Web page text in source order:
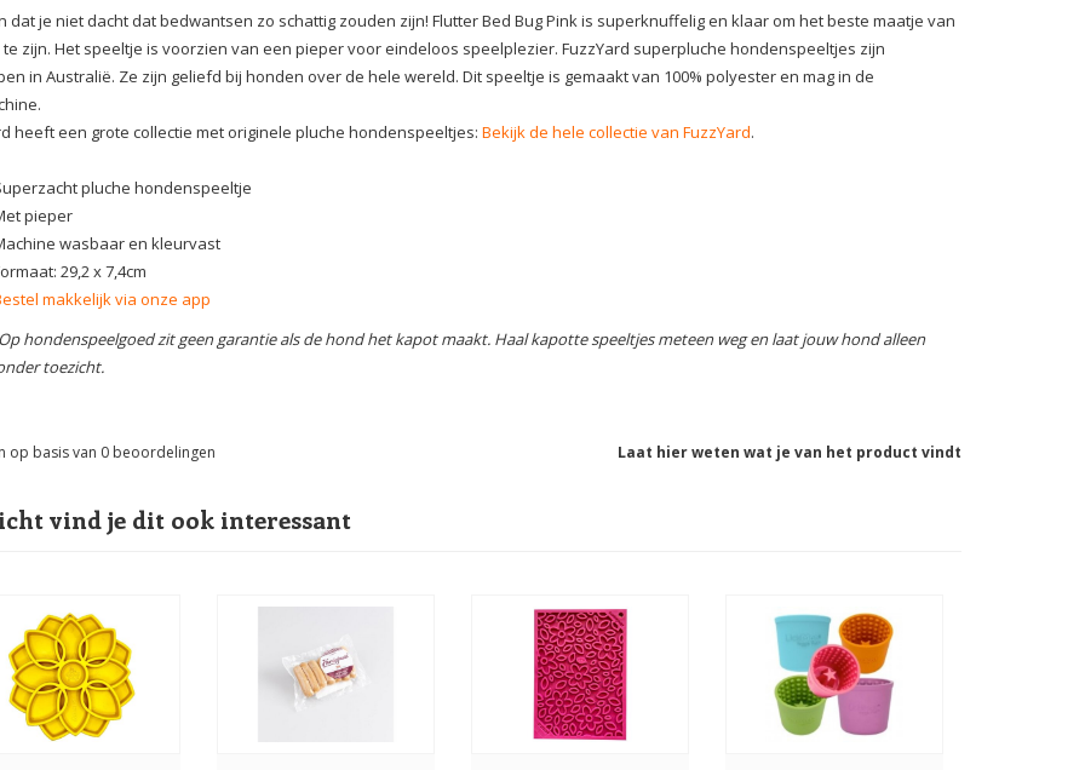
dat je niet dacht dat bedwantsen zo schattig zouden zijn! Flutter Bed Bug Pink is superknuffelig en klaar om het beste maatje van
zijn. Het speeltje is voorzien van een pieper voor eindeloos speelplezier. FuzzYard superpluche hondenspeeltjes zijn
in Australië. Ze zijn geliefd bij honden over de hele wereld. Dit speeltje is gemaakt van 100% polyester en mag in de
heeft een grote collectie met originele pluche hondenspeeltjes: Bekijk de hele collectie van FuzzYard.
pluche hondenspeeltje
pieper
wasbaar en kleurvast
29,2 x 7,4cm
makkelijk via onze app
hondenspeelgoed zit geen garantie als de hond het kapot maakt. Haal kapotte speeltjes meteen weg en laat jouw hond alleen
toezicht.
Laat hier weten wat je van het product vindt
op basis van 0 beoordelingen
vind je dit ook interessant